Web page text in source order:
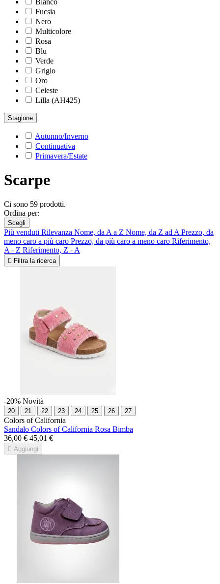
Bianco
Fucsia
Nero
Multicolore
Rosa
Blu
Verde
Grigio
Oro
Celeste
Lilla (AH425)
Stagione
Autunno/Inverno
Continuativa
Primavera/Estate
Scarpe
Ci sono 59 prodotti.
Ordina per:
Scegli
Più venduti Rilevanza Nome, da A a Z Nome, da Z ad A Prezzo, da
meno caro a più caro Prezzo, da più caro a meno caro Riferimento,
A - Z Riferimento, Z - A
 Filtra la ricerca
-20% Novità
20 21 22 23 24 25 26 27
Colors of California
Sandalo Colors of California Rosa Bimba
36,00 € 45,01 €
 Aggiungi